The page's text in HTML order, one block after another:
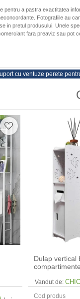
pentru a pastra exactitatea
Fotografiile au
in pretul produsului. Unele
fara preaviz sau pot
cu ventuze perete
Dulap vertical
Vandut de:
Cod produs